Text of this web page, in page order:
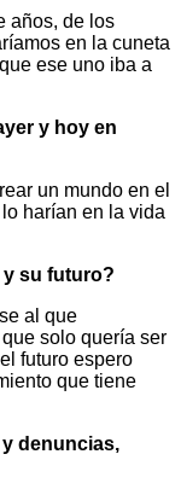
años, de los
en la cuneta
ese uno iba a
y hoy en
un mundo en el
harían en la vida
y su futuro?
al que
solo quería ser
futuro espero
que tiene
denuncias,